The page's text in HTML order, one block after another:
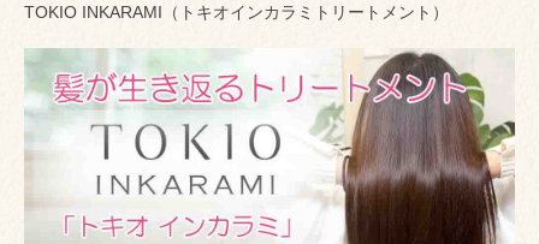
TOKIO INKARAMI（トキオインカラミトリートメント）